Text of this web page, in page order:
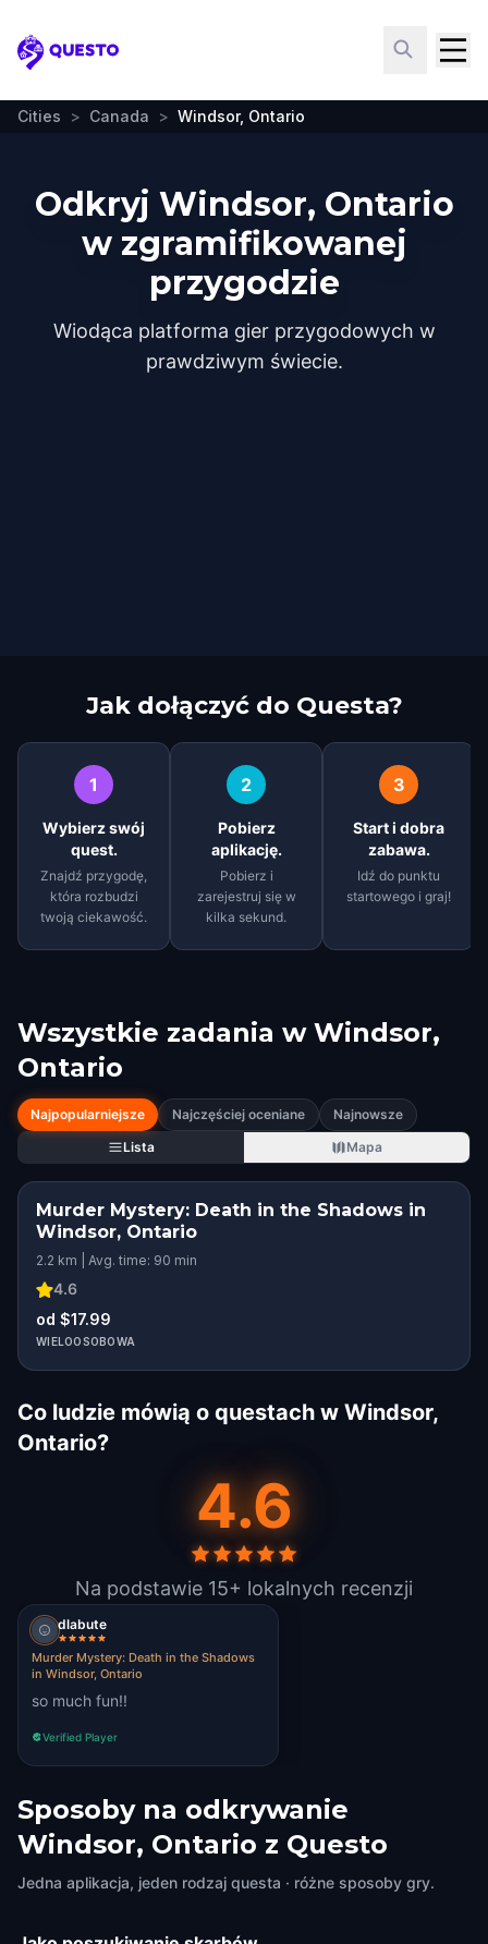
Questo
Cities > Canada > Windsor, Ontario
Odkryj Windsor, Ontario
w zgramifikowanej
przygodzie
Wiodąca platforma gier przygodowych w
prawdziwym świecie.
Jak dołączyć do Questa?
1
Wybierz swój
quest.
Znajdź przygodę,
która rozbudzi
twoją ciekawość.
2
Pobierz
aplikację.
Pobierz i
zarejestruj się w
kilka sekund.
3
Start i dobra
zabawa.
Idź do punktu
startowego i graj!
Wszystkie zadania w Windsor,
Ontario
Najpopularniejsze Najczęściej oceniane
Najnowsze
Lista
Mapa
Murder Mystery: Death in the Shadows in
Windsor, Ontario
2.2 km | Avg. time: 90 min
4.6
od $17.99
WIELOOSOBOWA
Co ludzie mówią o questach w Windsor,
Ontario?
4.6
Na podstawie 15+ lokalnych recenzji
dlabute
Murder Mystery: Death in the Shadows
in Windsor, Ontario
so much fun!!
Verified Player
Sposoby na odkrywanie
Windsor, Ontario z Questo
Jedna aplikacja, jeden rodzaj questa · różne sposoby gry.